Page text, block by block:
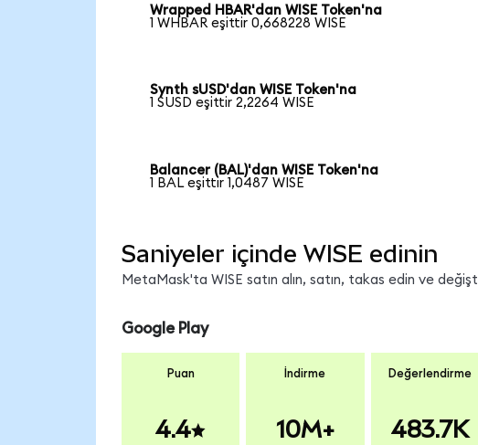
Wrapped HBAR'dan WISE Token'na
1 WHBAR eşittir 0,668228 WISE
Synth sUSD'dan WISE Token'na
1 SUSD eşittir 2,2264 WISE
Balancer (BAL)'dan WISE Token'na
1 BAL eşittir 1,0487 WISE
Saniyeler içinde WISE edinin
MetaMask'ta WISE satın alın, satın, takas edin ve
Google Play
Puan
4.4
İndirme
10M+
Değerlendirme
483.7K